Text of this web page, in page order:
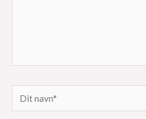
Dit
navn*